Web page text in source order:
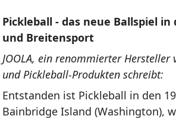
Pickleball - das neue Ballspiel in
und Breitensport
JOOLA, ein renommierter Hersteller
und Pickleball-Produkten schreibt:
Entstanden ist Pickleball in den
Bainbridge Island (Washington),